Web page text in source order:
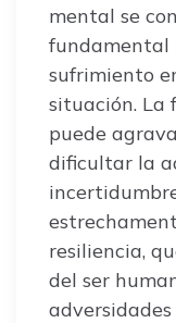
mental se
fundamental
sufrimiento
situación.
puede
dificultar la
resiliencia,
del ser